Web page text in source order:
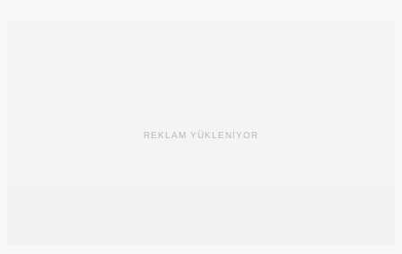
REKLAM YÜKLENİYOR